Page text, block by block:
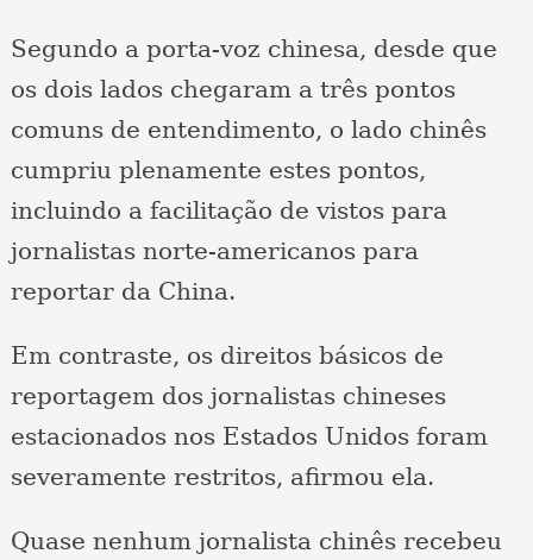
Segundo a porta-voz chinesa, desde que
os dois lados chegaram a três pontos
comuns de entendimento, o lado chinês
cumpriu plenamente estes pontos,
incluindo a facilitação de vistos para
jornalistas norte-americanos para
reportar da China.
Em contraste, os direitos básicos de
reportagem dos jornalistas chineses
estacionados nos Estados Unidos foram
severamente restritos, afirmou ela.
Quase nenhum jornalista chinês recebeu